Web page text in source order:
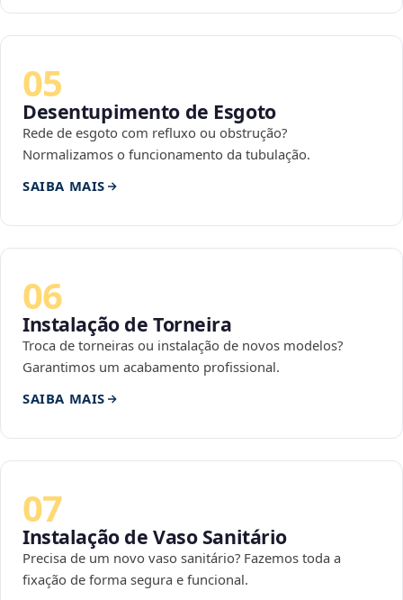
05
Desentupimento de Esgoto
Rede de esgoto com refluxo ou obstrução?
Normalizamos o funcionamento da tubulação.
SAIBA MAIS
06
Instalação de Torneira
Troca de torneiras ou instalação de novos modelos?
Garantimos um acabamento profissional.
SAIBA MAIS
07
Instalação de Vaso Sanitário
Precisa de um novo vaso sanitário? Fazemos toda a
fixação de forma segura e funcional.